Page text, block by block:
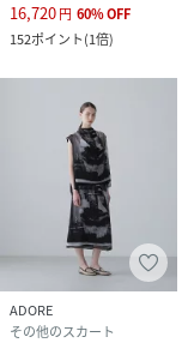
16,720円 60%OFF
152ポイント(1倍)
ADORE
その他のスカート